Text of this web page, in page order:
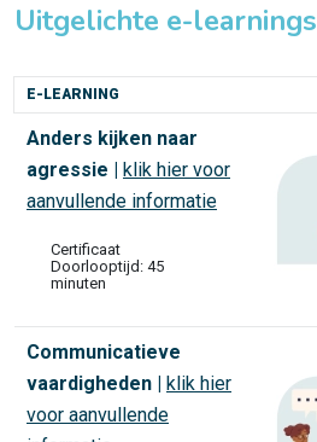
Uitgelichte e-learnings
E-LEARNING
Anders kijken naar
agressie |
klik hier voor
aanvullende informatie
Certificaat
Doorlooptijd: 45
minuten
Communicatieve
vaardigheden |
klik hier
voor aanvullende